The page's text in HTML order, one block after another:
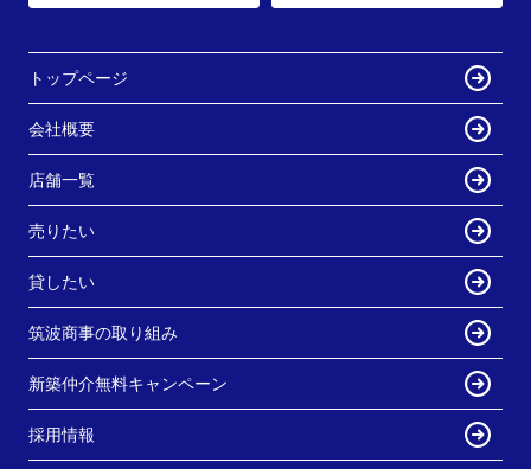
トップページ
会社概要
店舗一覧
売りたい
貸したい
筑波商事の取り組み
新築仲介無料キャンペーン
採用情報